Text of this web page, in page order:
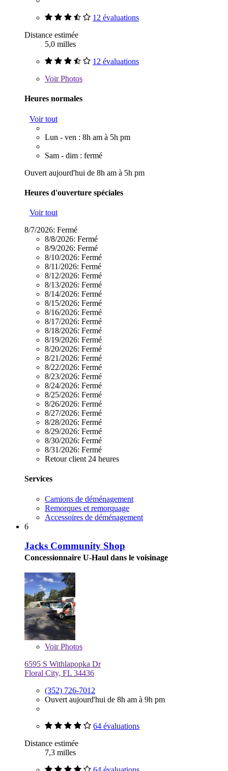
12 évaluations
Distance estimée
5,0 milles
12 évaluations
VoirPhotos
Heures normales
Voir tout
Lun - ven : 8h am à 5h pm
Sam - dim : fermé
Ouvert aujourd'hui de 8h am à 5h pm
Heures d'ouverture spéciales
Voir tout
8/7/2026: Fermé
8/8/2026: Fermé
8/9/2026: Fermé
8/10/2026: Fermé
8/11/2026: Fermé
8/12/2026: Fermé
8/13/2026: Fermé
8/14/2026: Fermé
8/15/2026: Fermé
8/16/2026: Fermé
8/17/2026: Fermé
8/18/2026: Fermé
8/19/2026: Fermé
8/20/2026: Fermé
8/21/2026: Fermé
8/22/2026: Fermé
8/23/2026: Fermé
8/24/2026: Fermé
8/25/2026: Fermé
8/26/2026: Fermé
8/27/2026: Fermé
8/28/2026: Fermé
8/29/2026: Fermé
8/30/2026: Fermé
8/31/2026: Fermé
Retour client 24 heures
Services
Camions de déménagement
Remorques et remorquage
Accessoires de déménagement
6
Jacks Community Shop
Concessionnaire U-Haul dans le voisinage
VoirPhotos
6595 S Withlapopka Dr
Floral City, FL 34436
(352) 726-7012
Ouvert aujourd'hui de 8h am à 9h pm
64 évaluations
Distance estimée
7,3 milles